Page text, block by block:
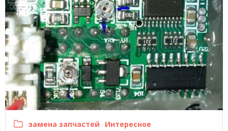
замена запчастей
Интересное